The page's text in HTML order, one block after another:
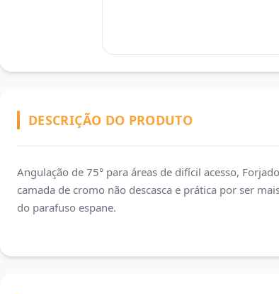
DESCRIÇÃO DO PRODUTO
Angulação de 75° para áreas de difícil acesso,
camada de cromo não descasca e prática por ser
do parafuso espane.